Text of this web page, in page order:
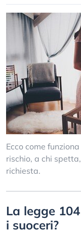
Ecco come
rischio, a chi
richiesta.
La legge
i suoceri?